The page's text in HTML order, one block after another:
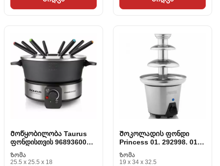
Მოწყობილობა Taurus
ფონდისთვის 968936000
1000 W 2 L
Ზომა
25.5 x 25.5 x 18
Შოკოლადის ფონდი
Princess 01. 292998. 01.
001
Ზომა
19 x 34 x 32.5